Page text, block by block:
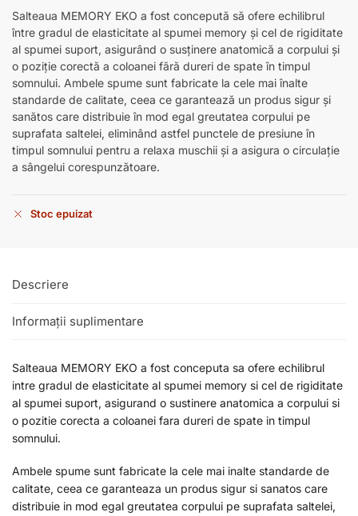
Salteaua MEMORY EKO a fost concepută să ofere echilibrul
între gradul de elasticitate al spumei memory și cel de rigiditate
al spumei suport, asigurând o susținere anatomică a corpului și
o poziție corectă a coloanei fără dureri de spate în timpul
somnului. Ambele spume sunt fabricate la cele mai înalte
standarde de calitate, ceea ce garantează un produs sigur și
sanătos care distribuie în mod egal greutatea corpului pe
suprafata saltelei, eliminând astfel punctele de presiune în
timpul somnului pentru a relaxa muschii și a asigura o circulație
a sângelui corespunzătoare.
Stoc epuizat
Descriere
Informații suplimentare
Salteaua MEMORY EKO a fost conceputa sa ofere echilibrul
intre gradul de elasticitate al spumei memory si cel de rigiditate
al spumei suport, asigurand o sustinere anatomica a corpului si
o pozitie corecta a coloanei fara dureri de spate in timpul
somnului.
Ambele spume sunt fabricate la cele mai inalte standarde de
calitate, ceea ce garanteaza un produs sigur si sanatos care
distribuie in mod egal greutatea corpului pe suprafata saltelei,